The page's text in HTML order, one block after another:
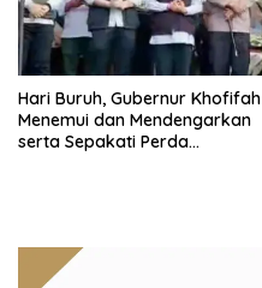
Hari Buruh, Gubernur Khofifah
Menemui dan Mendengarkan
serta Sepakati Perda